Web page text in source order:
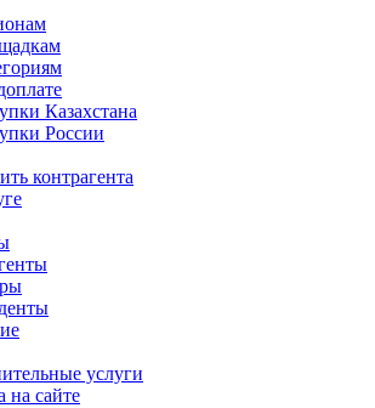
Казахстана
России
контрагента
услуги
на сайте